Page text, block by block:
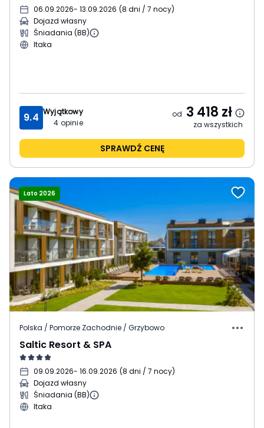
06.09.2026- 13.09.2026 (8 dni / 7 nocy)
Dojazd własny
Śniadania (BB)
Itaka
9.4 Wyjątkowy
4 opinie
od 3 418 zł
za wszystkich
SPRAWDŹ CENĘ
Lato 2026
Polska / Pomorze Zachodnie / Grzybowo
Saltic Resort & SPA
09.09.2026- 16.09.2026 (8 dni / 7 nocy)
Dojazd własny
Śniadania (BB)
Itaka